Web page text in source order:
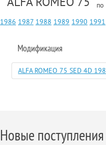
по
1986 1987 1988 1989 1990 1991
Модификация
ALFA ROMEO 75 SED 4D
Новые поступления